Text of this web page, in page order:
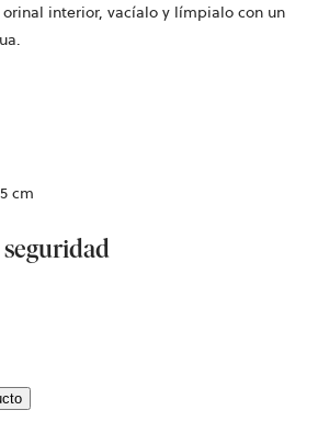
interior, vacíalo y límpialo con un
cm